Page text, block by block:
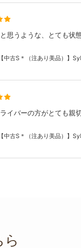
思うような、とても状
【中古S＊（注あり美品）】
イバーの方がとても親
【中古S＊（注あり美品）】